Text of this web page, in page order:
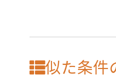
似た条件